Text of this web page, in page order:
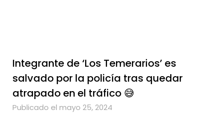
Integrante de ‘Los Temerarios’ es
salvado por la policía tras quedar
atrapado en el tráfico 😅
Publicado el mayo 25, 2024